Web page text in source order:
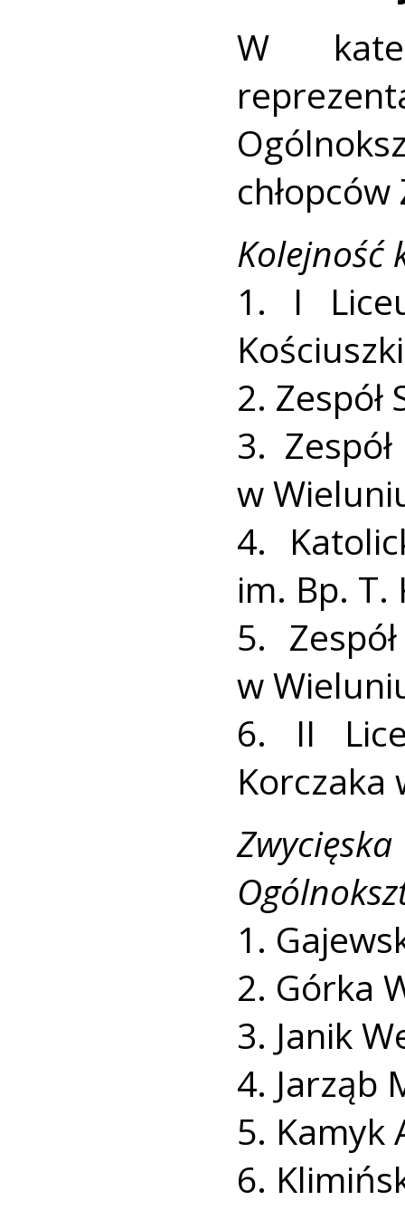
W
chłopców
Kolejność
1. I
2. Zespół
3.
w
4.
im. Bp.
5.
w
6. II
Korczaka
1.
2. Górka
3. Janik
4. Jarząb
5. Kamyk
6.